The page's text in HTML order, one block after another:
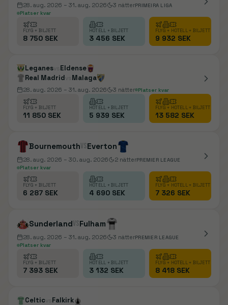
28. aug. 2026 – 31. aug. 2026 3 nätterPRIMEIRA LIGA
Platser kvar
FLYG + BILJETT
8 750 SEK
HOTELL + BILJETT
3 456 SEK
FLYG + HOTELL + BILJETT
9 932 SEK
Leganesvs Eldense
Real Madrid vs Malaga
28. aug. 2026 – 31. aug. 2026 3 nätter Platser kvar
FLYG + BILJETT
11 850 SEK
HOTELL + BILJETT
5 939 SEK
FLYG + HOTELL + BILJETT
13 582 SEK
BournemouthvsEverton
28. aug. 2026 – 30. aug. 2026 2 nätterPREMIER LEAGUE
Platser kvar
FLYG + BILJETT
6 287 SEK
HOTELL + BILJETT
4 690 SEK
FLYG + HOTELL + BILJETT
7 326 SEK
SunderlandvsFulham
28. aug. 2026 – 31. aug. 2026 3 nätterPREMIER LEAGUE
Platser kvar
FLYG + BILJETT
7 393 SEK
HOTELL + BILJETT
3 132 SEK
FLYG + HOTELL + BILJETT
8 418 SEK
Celticvs Falkirk